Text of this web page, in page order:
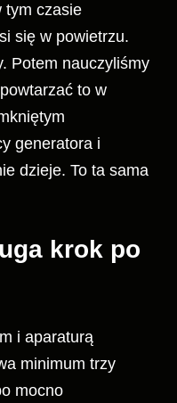
tym czasie
się w powietrzu.
Potem nauczyliśmy
to w
generatora i
dzieje. To ta sama
krok po
i aparaturą
minimum trzy
mocno